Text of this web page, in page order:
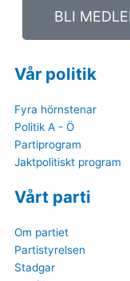
BLI
Vår politik
Fyra hörnstenar
Politik A - Ö
Partiprogram
Jaktpolitiskt program
Vårt parti
Om partiet
Partistyrelsen
Stadgar